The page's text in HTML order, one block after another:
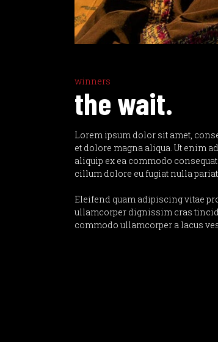
winners
the wait.
Lorem ipsum dolor sit amet,
et dolore magna aliqua. Ut enim
aliquip ex ea commodo
cillum dolore eu fugiat nulla
Eleifend quam adipiscing vitae
ullamcorper dignissim cras
commodo ullamcorper a lacus